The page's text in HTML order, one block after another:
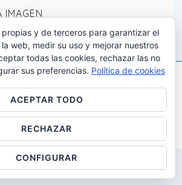
IMAGEN
259×194 px
Gestalt i desenvolupaMENT: All Rights
conTema Responsive
propias y de terceros para garantizar el
web, medir su uso y mejorar nuestros
todas las cookies, rechazar las no
sus preferencias. Política de cookies
ACEPTAR TODO
RECHAZAR
CONFIGURAR